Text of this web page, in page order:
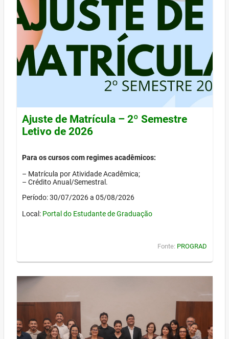
Ajuste de Matrícula – 2º Semestre
Letivo de 2026
Para os cursos com regimes acadêmicos:
– Matrícula por Atividade Acadêmica;
– Crédito Anual/Semestral.
Período: 30/07/2026 a 05/08/2026
Local: Portal do Estudante de Graduação
Fonte: PROGRAD